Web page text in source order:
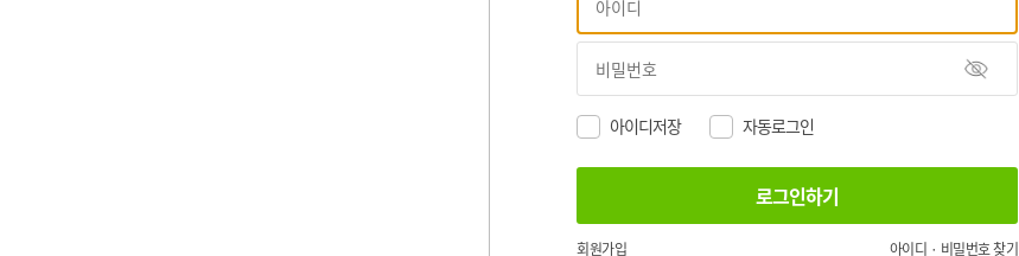
아이디저장 자동로그인
회원가입 아이디 · 비밀번호 찾기